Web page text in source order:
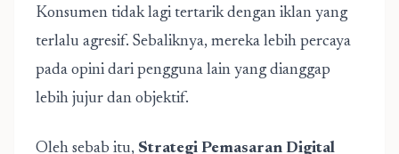
Konsumen tidak lagi tertarik dengan iklan yang
terlalu agresif. Sebaliknya, mereka lebih percaya
pada opini dari pengguna lain yang dianggap
lebih jujur dan objektif.
Oleh sebab itu, Strategi Pemasaran Digital